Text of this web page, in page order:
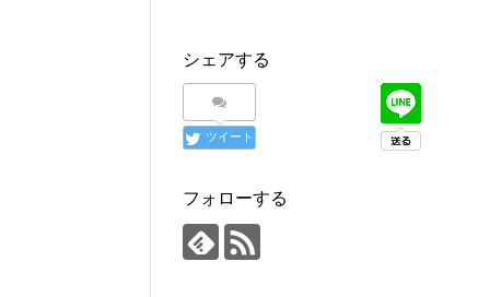
シェアする
ツイート
フォローする